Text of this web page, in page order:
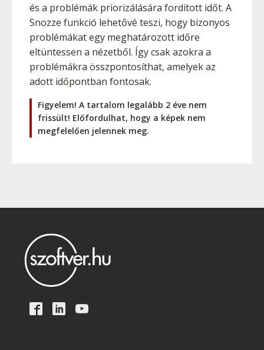
és a problémák priorizálására fordított időt. A
Snozze funkció lehetővé teszi, hogy bizonyos
problémákat egy meghatározott időre
eltüntessen a nézetből. Így csak azokra a
problémákra összpontosíthat, amelyek az
adott időpontban fontosak.
Figyelem! A tartalom legalább 2 éve nem
frissült! Előfordulhat, hogy a képek nem
megfelelően jelennek meg.